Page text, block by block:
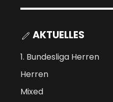
AKTUELLES
1. Bundesliga Herren
Herren
Mixed